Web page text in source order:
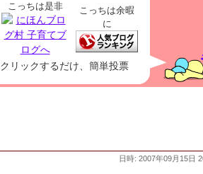
こっちは是非
こっちは余暇
に
クリックするだけ、簡単投票
日時: 2007年09月15日